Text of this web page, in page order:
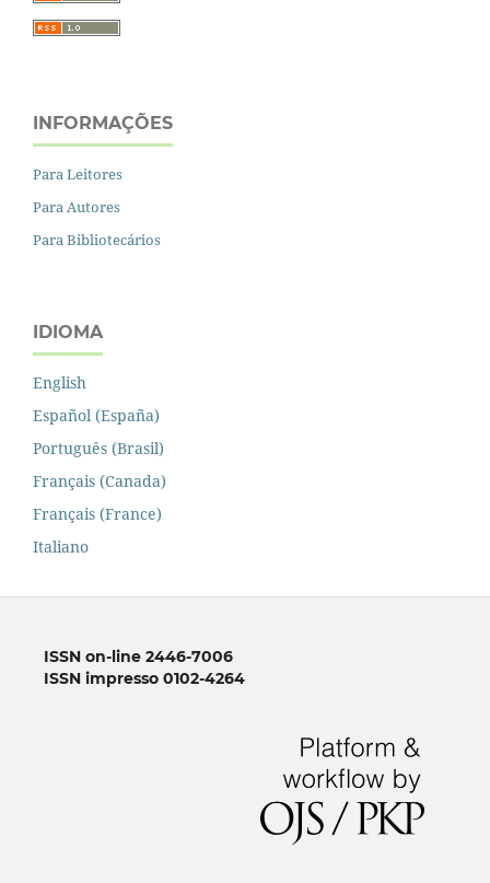
INFORMAÇÕES
Para Leitores
Para Autores
Para Bibliotecários
IDIOMA
English
Español (España)
Português (Brasil)
Français (Canada)
Français (France)
Italiano
ISSN on-line 2446-7006
ISSN impresso 0102-4264